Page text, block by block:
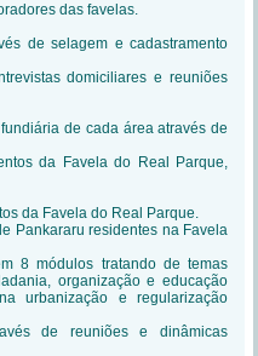
das favelas.
de selagem e cadastramento
domiciliares e reuniões
de cada área através de
da Favela do Real Parque,
da Favela do Real Parque.
Pankararu residentes na Favela
8 módulos tratando de temas
organização e educação
urbanização e regularização
de reuniões e dinâmicas